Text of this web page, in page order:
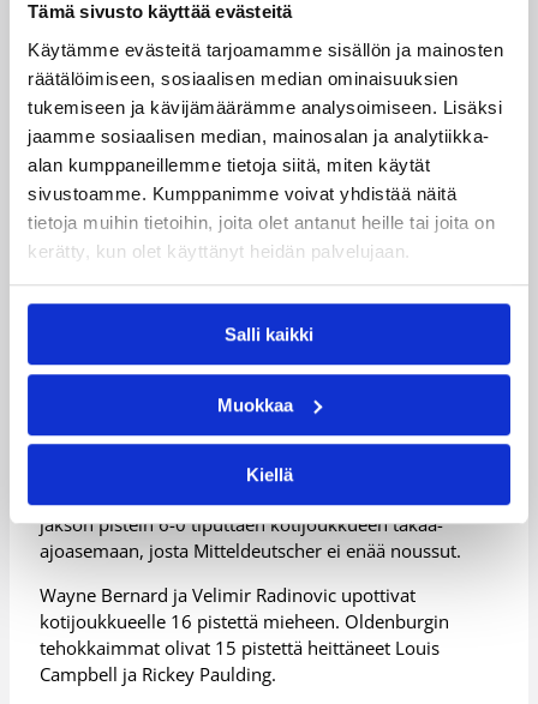
Tämä sivusto käyttää evästeitä
Käytämme evästeitä tarjoamamme sisällön ja mainosten
räätälöimiseen, sosiaalisen median ominaisuuksien
tukemiseen ja kävijämäärämme analysoimiseen. Lisäksi
jaamme sosiaalisen median, mainosalan ja analytiikka-
alan kumppaneillemme tietoja siitä, miten käytät
sivustoamme. Kumppanimme voivat yhdistää näitä
tietoja muihin tietoihin, joita olet antanut heille tai joita on
kerätty, kun olet käyttänyt heidän palvelujaan.
Salli kaikki
Muokkaa
Kiellä
Olimpijan parhaasta iltapuhteesta vastasivat Goran
Jagodnik (23/8), Saso Ozbolt (17/2) ja Kenny Gregory
(17/4). Zagrebin paidassa Luka Zoric (29/8/3 blokkia)
sai apuja lähinnä Krunoslav Simonilta (17/3/5 syöttöä).
Sasu Salin kuului Olimpijan kokoonpanoon, mutta ei
päässyt kentälle.
Mitteldeutscherilta loppui virta
Saksan Bundesliigan viikonloppukierroksella 74-80
(38-39)-tappion kotikentällään Oldenburgia vastaan.
Mitteldeutscher piti ennakkosuosikkia Oldenburgia
varpaillaan vahvalla joukkuepuolustuksellaan ja
levypallopelillään, ja vielä viisi minuuttia ennen ottelun
loppua joukkueet olivat tasoissa. Oldenburg vetäisi
jakson pistein 6-0 tiputtaen kotijoukkueen takaa-
ajoasemaan, josta Mitteldeutscher ei enää noussut.
Wayne Bernard ja Velimir Radinovic upottivat
kotijoukkueelle 16 pistettä mieheen. Oldenburgin
tehokkaimmat olivat 15 pistettä heittäneet Louis
Campbell ja Rickey Paulding.